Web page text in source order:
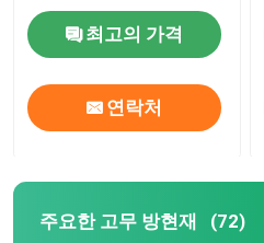
최고의 가격
연락처
주요한 고무 방현재 (72)